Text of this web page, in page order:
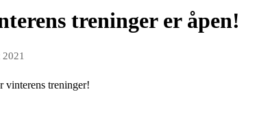
treninger er åpen!
vinterens treninger!